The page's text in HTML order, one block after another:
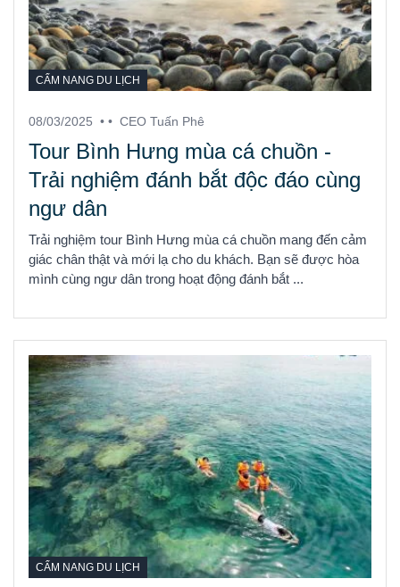
CẨM NANG DU LỊCH
08/03/2025 • • CEO Tuấn Phê
Tour Bình Hưng mùa cá chuồn -
Trải nghiệm đánh bắt độc đáo cùng
ngư dân
Trải nghiệm tour Bình Hưng mùa cá chuồn mang đến cảm
giác chân thật và mới lạ cho du khách. Bạn sẽ được hòa
mình cùng ngư dân trong hoạt động đánh bắt ...
CẨM NANG DU LỊCH